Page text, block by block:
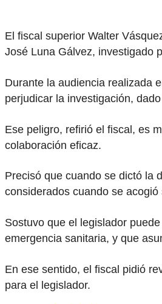
El fiscal superior Walter
José Luna Gálvez, investigado
Durante la audiencia realizada
perjudicar la investigación,
Ese peligro, refirió el fiscal, es
colaboración eficaz.
Precisó que cuando se dictó la
considerados cuando se
Sostuvo que el legislador
emergencia sanitaria, y que
En ese sentido, el fiscal pidió
para el legislador.